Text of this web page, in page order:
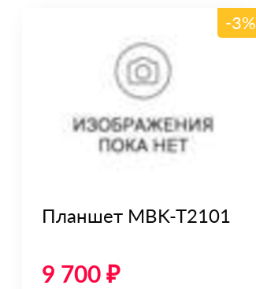
-3%
Планшет MBK-T2101
9 700 ₽